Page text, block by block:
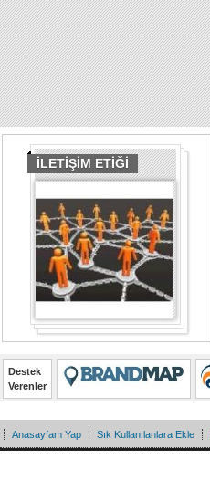
İLETİŞİM ETİĞİ
Destek
Verenler
Anasayfam Yap Sık Kullanılanlara Ekle